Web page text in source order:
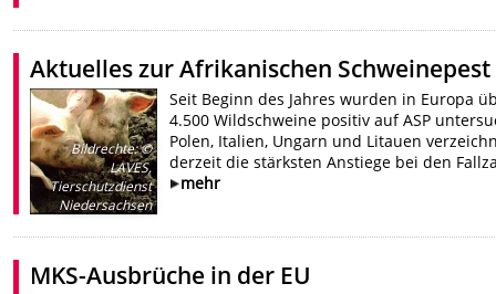
Aktuelles zur Afrikanischen Schweinepest
Bildrechte:©
LAVES,
Tierschutzdienst
Niedersachsen
Seit Beginn des Jahres wurden in Europa
4.500 Wildschweine positiv auf ASP
Polen, Italien, Ungarn und Litauen
derzeit die stärksten Anstiege bei den
mehr
MKS-Ausbrüche in der EU